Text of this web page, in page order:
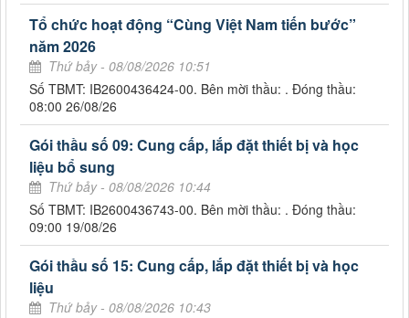
Tổ chức hoạt động “Cùng Việt Nam tiến bước”
năm 2026
Thứ bảy - 08/08/2026 10:51
Số TBMT: IB2600436424-00. Bên mời thầu: . Đóng thầu:
08:00 26/08/26
Gói thầu số 09: Cung cấp, lắp đặt thiết bị và học
liệu bổ sung
Thứ bảy - 08/08/2026 10:44
Số TBMT: IB2600436743-00. Bên mời thầu: . Đóng thầu:
09:00 19/08/26
Gói thầu số 15: Cung cấp, lắp đặt thiết bị và học
liệu
Thứ bảy - 08/08/2026 10:43